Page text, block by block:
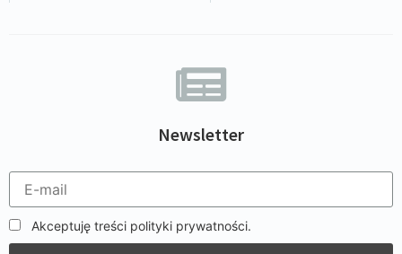
Newsletter
Akceptuję treści polityki prywatności.